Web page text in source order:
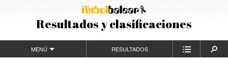
Resultados y clasificaciones
MENÚ RESULTADOS